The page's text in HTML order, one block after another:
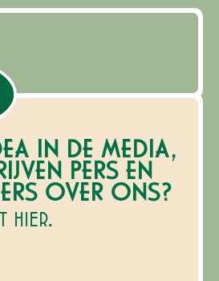
IN DE MEDIA,
PERS EN
OVER ONS?
HIER.